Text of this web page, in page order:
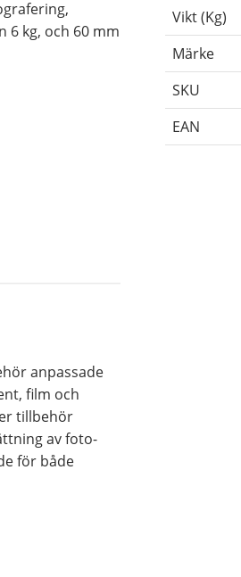
6 kg, och 60 mm
anpassade
film och
tillbehör
av foto-
för både
Vikt (Kg)
Märke
SKU
EAN